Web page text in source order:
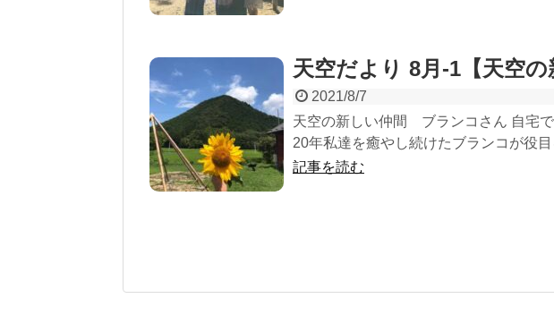
天空だより 8月-1【天空の
2021/8/7
天空の新しい仲間 ブランコさん 自宅
20年私達を癒やし続けたブランコが役
記事を読む